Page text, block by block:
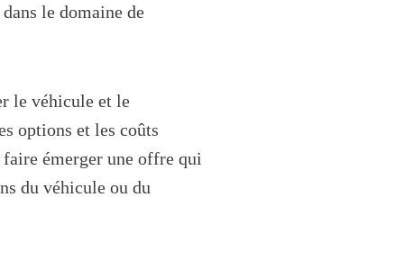
le domaine de
le véhicule et le
options et les coûts
émerger une offre qui
du véhicule ou du